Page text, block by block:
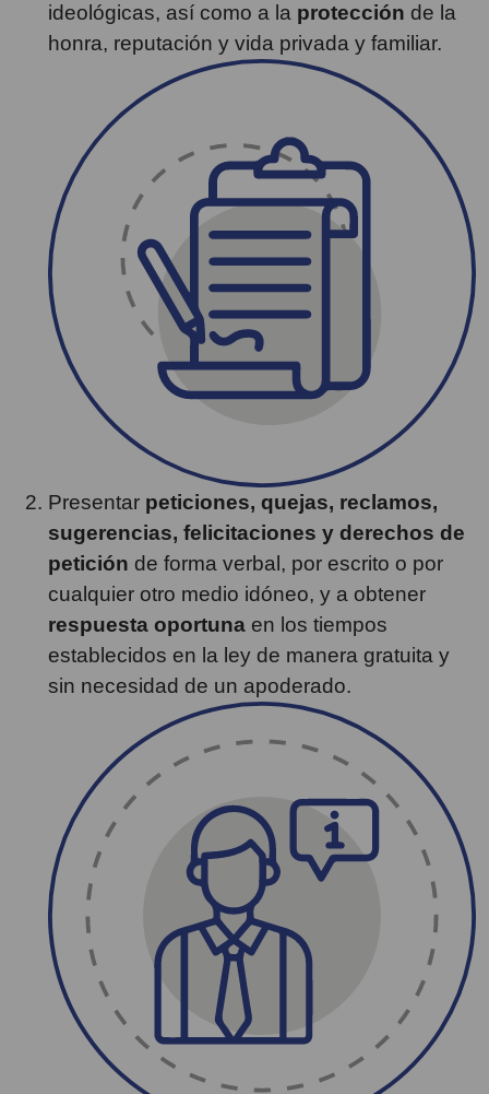
ideológicas, así como a la protección de la
honra, reputación y vida privada y familiar.
Presentar peticiones, quejas, reclamos,
sugerencias, felicitaciones y derechos de
petición de forma verbal, por escrito o por
cualquier otro medio idóneo, y a obtener
respuesta oportuna en los tiempos
establecidos en la ley de manera gratuita y
sin necesidad de un apoderado.